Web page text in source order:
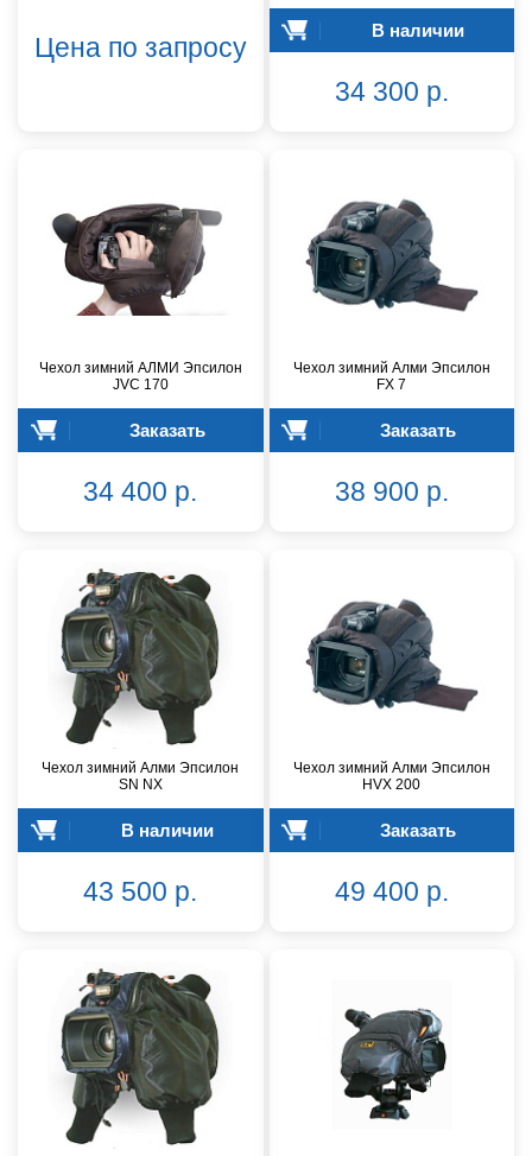
Цена по запросу
В наличии
34 300 р.
Чехол зимний АЛМИ Эпсилон
JVC 170
Заказать
34 400 р.
Чехол зимний Алми Эпсилон
FX 7
Заказать
38 900 р.
Чехол зимний Алми Эпсилон
SN NX
В наличии
43 500 р.
Чехол зимний Алми Эпсилон
HVX 200
Заказать
49 400 р.